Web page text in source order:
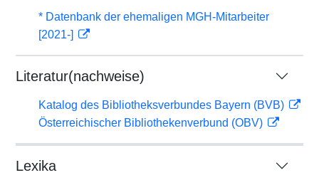
* Datenbank der ehemaligen MGH-Mitarbeiter
[2021-]
Literatur(nachweise)
Katalog des Bibliotheksverbundes Bayern (BVB)
Österreichischer Bibliothekenverbund (OBV)
Lexika